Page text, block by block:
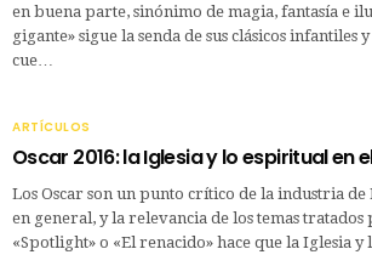
en buena parte, sinónimo de magia, fantasía e
gigante» sigue la senda de sus clásicos infantiles
cue…
ARTÍCULOS
Oscar 2016: la Iglesia y lo espiritual en
Los Oscar son un punto crítico de la industria
en general, y la relevancia de los temas tratados
«Spotlight» o «El renacido» hace que la Iglesia y